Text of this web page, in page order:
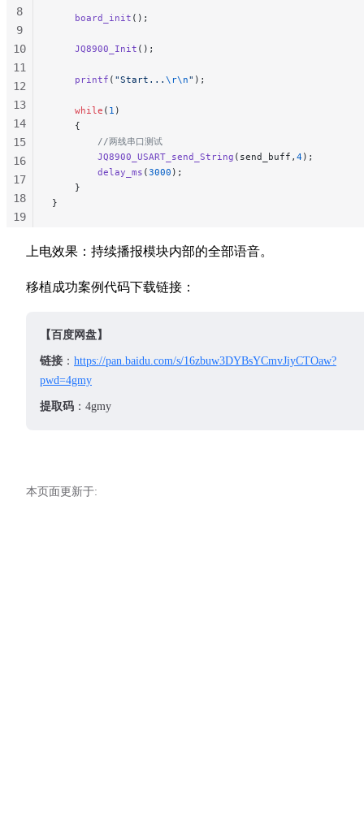
    board_init
();
    JQ8900_Init
();
    printf
( "Start... \r\n" );
    while
( 1 )
    {
        //两线串口测试
        JQ8900_USART_send_String
(send_buff, 4);
        delay_ms
(3000 );
    }
}
8
9
10
11
12
13
14
15
16
17
18
19
上电效果：持续播报模块内部的全部语音。
移植成功案例代码下载链接：
【百度网盘】
链接 ： https://pan.baidu.com/s/16zbuw3DYBsYCmvJiyCTOaw?
pwd=4gmy
提取码 ：4gmy
本页面更新于: